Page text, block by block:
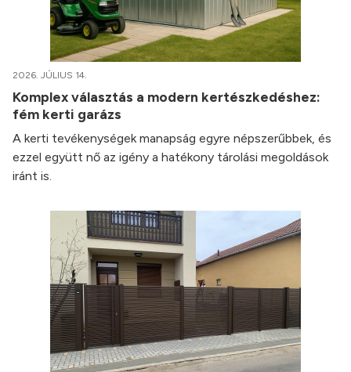
2026. JÚLIUS 14.
Komplex választás a modern kertészkedéshez:
fém kerti garázs
A kerti tevékenységek manapság egyre népszerűbbek, és
ezzel együtt nő az igény a hatékony tárolási megoldások
iránt is.